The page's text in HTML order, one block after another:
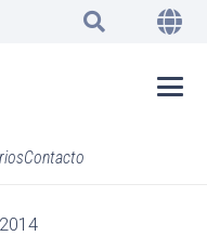
Contacto